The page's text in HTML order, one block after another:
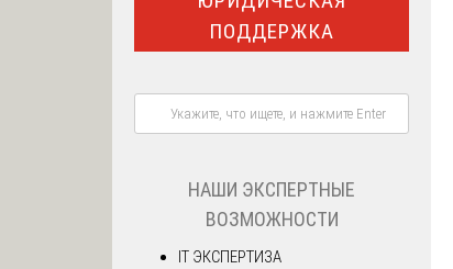
ПОДДЕРЖКА
НАШИ ЭКСПЕРТНЫЕ
ВОЗМОЖНОСТИ
IT ЭКСПЕРТИЗА